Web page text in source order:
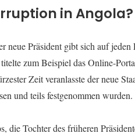
in Angola?
neue Präsident gibt sich auf jeden
zum Beispiel das Online-
Zeit veranlasste der neue
und teils festgenommen wurden.
die Tochter des früheren